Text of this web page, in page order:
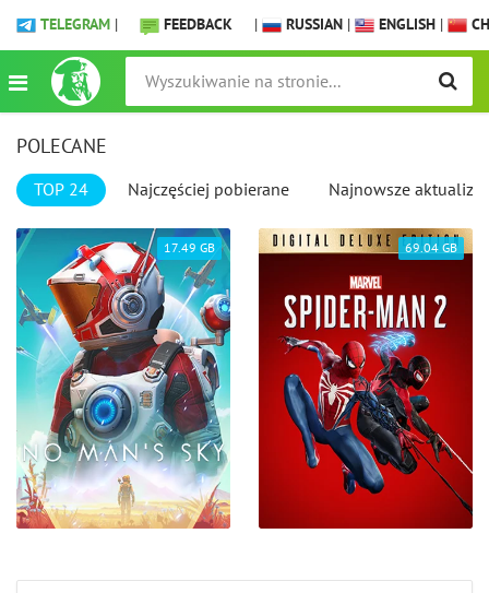
TELEGRAM | FEEDBACK | RUSSIAN | ENGLISH |
POLECANE
TOP 24 Najczęściej pobierane Najnowsze
17.49 GB 69.04 GB